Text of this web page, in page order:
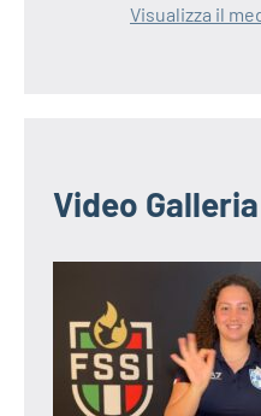
Visualizza il
Video Galleria